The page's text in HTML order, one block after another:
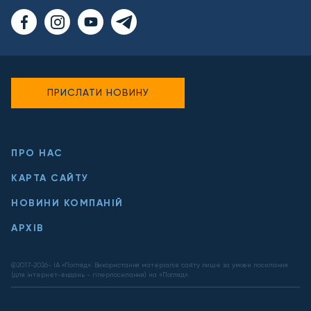
ПРО НАС
КАРТА САЙТУ
НОВИНИ КОМПАНІЙ
АРХІВ
@2017-2026- ІА «Погляд». Використання матеріалів сайту лише за умови посилання
(для інтернет-видань - гіперпосилання) на «Погляд».
ПРИСЛАТИ НОВИНУ